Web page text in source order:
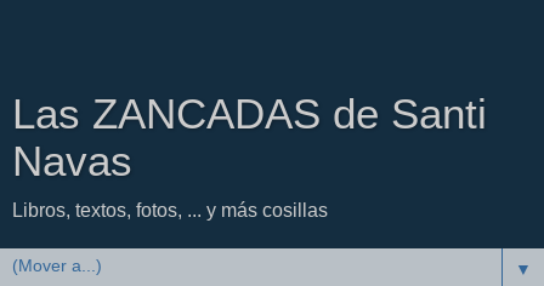
Las ZANCADAS de Santi
Navas
Libros, textos, fotos, ... y más cosillas
▼